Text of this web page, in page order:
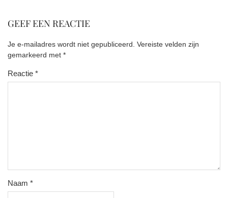
GEEF EEN REACTIE
Je e-mailadres wordt niet gepubliceerd. Vereiste velden zijn
gemarkeerd met *
Reactie *
Naam *